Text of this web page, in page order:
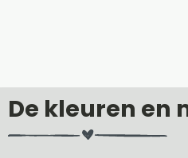
De kleuren en